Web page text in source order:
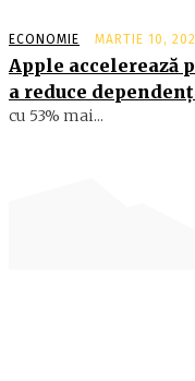
ECONOMIE MARTIE 10,
Apple accelerează
a reduce
cu 53% mai...